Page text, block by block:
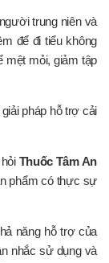
trung niên và
để đi tiểu không
mệt mỏi, giảm tập
pháp hỗ trợ cải
Thuốc Tâm An
phẩm có thực sự
năng hỗ trợ của
nhắc sử dụng và